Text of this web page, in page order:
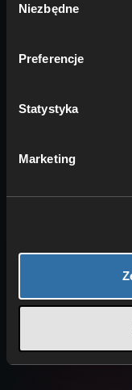
zgody
Niezbędne
Preferencje
Statystyka
Marketing
Możesz
Wybór
interfejsu
to zrobić,